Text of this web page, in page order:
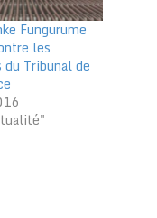
Fungurume
les
Tribunal de